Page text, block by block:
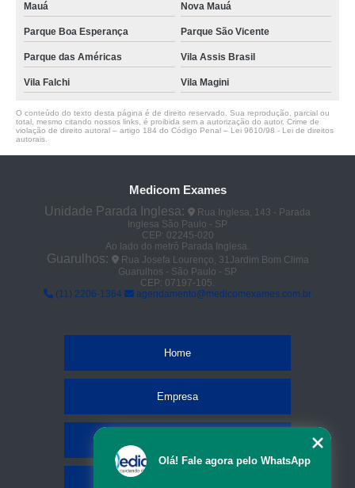
Mauá Nova Mauá
Parque Boa Esperança Parque São Vicente
Parque das Américas Vila Assis Brasil
Vila Falchi Vila Magini
O conteúdo do texto desta página é de direito reservado. Sua reprodução, parcial ou
total, mesmo citando nossos links, é proibida sem a autorização do autor. Crime de
violação de direito autoral – artigo 184 do Código Penal – Lei 9610/98 - Lei de direitos
autorais
Medicom Exames
Unidade Parada Inglesa:
Rua Inglesa, 143 - Parada
Inglesa São Paulo - SP
CEP: 02245-020
Ao lado do metrô Parada Inglesa.
Guarulhos:
Rua Josefa Lourenço, 31Jardim Bom Clima
Guarulhos - São Paulo - SP
CEP: 07197-105.
(11) 2206-1364
agendamento@medicomexames.com.br
Home
Empresa
Olá! Fale agora pelo WhatsApp